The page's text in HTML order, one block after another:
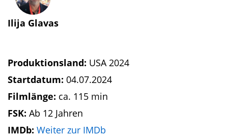
Ilija Glavas
Produktionsland: USA 2024
Startdatum: 04.07.2024
Filmlänge: ca. 115 min
FSK: Ab 12 Jahren
IMDb: Weiter zur IMDb